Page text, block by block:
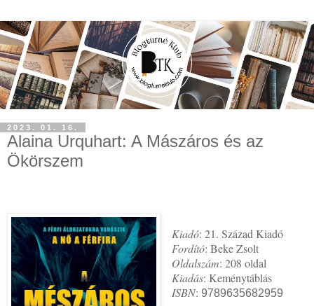
2023. 01. 16.
Alaina Urquhart: A Mászáros és az
Ökörszem
Kiadó
: 21. Század Kiadó
Fordító
: Beke Zsolt
Oldalszám
Kiadás
: Keménytáblás
ISBN: 9789635682959